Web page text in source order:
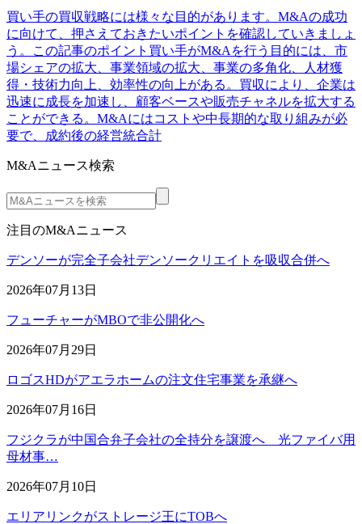
買い手の買収戦略には様々な目的があります。M&Aの成功
に向けて、押さえておきたいポイントを確認していきましょ
う。この記事のポイント買い手がM&Aを行う目的には、市
場シェアの拡大、事業領域の拡大、事業の多角化、人材獲
得・技術力向上、効率性の向上がある。買収により、企業は
迅速に成長を加速し、顧客ベースや販売チャネルを拡大する
ことができる。M&Aにはコストや中長期的な取り組みが必
要で、成約後の経営統合計
M&Aニュース検索
注目のM&Aニュース
デンソーが完全子会社デンソークリエイトを吸収合併へ
2026年07月13日
フューチャーがMBOで非公開化へ
2026年07月29日
ロゴスHDがアエラホームの注文住宅事業を承継へ
2026年07月16日
フジクラが中国合弁子会社の全持分を譲渡へ 光ファイバ用
母材事…
2026年07月10日
エリアリンクがストレージ王にTOBへ